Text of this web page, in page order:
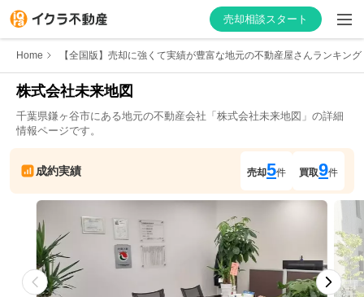
売却相談スタート
はじめての方へ
不動産会社を探す
物件の価格を知る
お家の売却を学ぶ
不動産会社向け情報
Home 【全国版】売却に強くて実績が豊富な地元の不動産屋さんランキング
株式会社未来地図
千葉県鎌ヶ谷市にある地元の不動産会社「 株式会社未来地図 」の詳細
情報ページです。
成約実績 売却5件 買取9件